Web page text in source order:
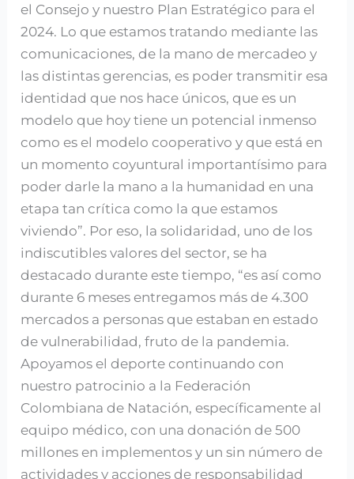
el Consejo y nuestro Plan Estratégico para el
2024. Lo que estamos tratando mediante las
comunicaciones, de la mano de mercadeo y
las distintas gerencias, es poder transmitir esa
identidad que nos hace únicos, que es un
modelo que hoy tiene un potencial inmenso
como es el modelo cooperativo y que está en
un momento coyuntural importantísimo para
poder darle la mano a la humanidad en una
etapa tan crítica como la que estamos
viviendo”. Por eso, la solidaridad, uno de los
indiscutibles valores del sector, se ha
destacado durante este tiempo, “es así como
durante 6 meses entregamos más de 4.300
mercados a personas que estaban en estado
de vulnerabilidad, fruto de la pandemia.
Apoyamos el deporte continuando con
nuestro patrocinio a la Federación
Colombiana de Natación, específicamente al
equipo médico, con una donación de 500
millones en implementos y un sin número de
actividades y acciones de responsabilidad